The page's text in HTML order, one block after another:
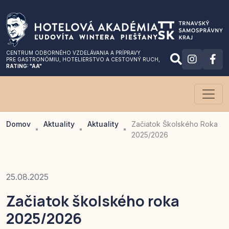
CENTRUM ODBORNÉHO VZDELÁVANIA A PRÍPRAVY
PRE GASTRONÓMIU , HOTELIERSTVO A CESTOVNÝ RUCH,
RATING: "AA"
Domov Aktuality Aktuality
Začiatok Školského Roka
2025/2026
25.08.2025
Začiatok školského roka
2025/2026